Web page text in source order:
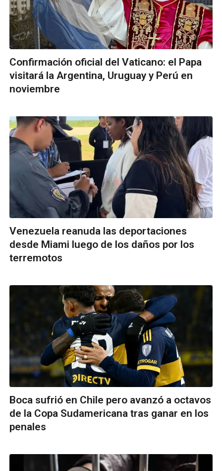
Confirmación oficial del Vaticano: el Papa
visitará la Argentina, Uruguay y Perú en
noviembre
Venezuela reanuda las deportaciones
desde Miami luego de los daños por los
terremotos
Boca sufrió en Chile pero avanzó a octavos
de la Copa Sudamericana tras ganar en los
penales